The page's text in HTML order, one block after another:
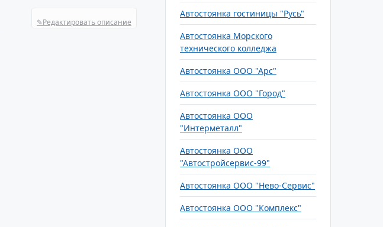
✎Редактировать описание
Автостоянка гостиницы "Русь"
Автостоянка Морского
технического колледжа
Автостоянка ООО "Арс"
Автостоянка ООО "Город"
Автостоянка ООО
"Интерметалл"
Автостоянка ООО
"Автостройсервис-99"
Автостоянка ООО "Нево-Сервис"
Автостоянка ООО "Комплекс"